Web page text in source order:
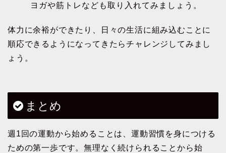
ヨガや筋トレなども取り入れてみましょう。
体力に余裕ができたり、日々の生活に組み込むことに
順応できるようになってきたらチャレンジしてみまし
ょう。
まとめ
週1回の運動から始めることは、運動習慣を身につける
ための第一歩です。無理なく続けられることから始